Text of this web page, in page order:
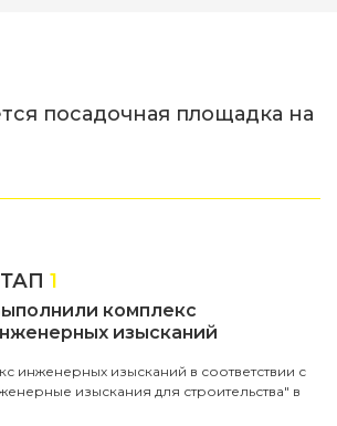
посадочная площадка на
1
комплекс
изысканий
инженерных изысканий в соответствии с
изыскания для строительства" в